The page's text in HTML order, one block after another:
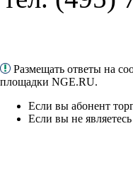
Размещать ответы на
площадки NGE.RU.
Если вы абонент
Если вы не